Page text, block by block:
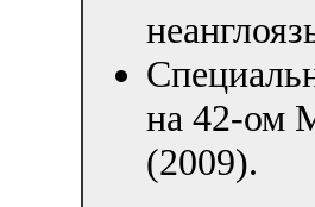
на 42-ом
(2009).